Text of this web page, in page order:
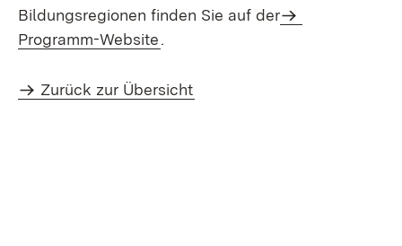
Bildungsregionen finden Sie auf der
Programm-Website.
Zurück zur Übersicht